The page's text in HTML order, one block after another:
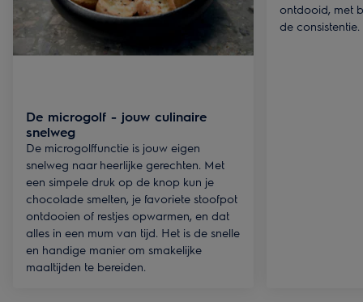
De microgolf - jouw culinaire
snelweg
De microgolffunctie is jouw eigen
snelweg naar heerlijke gerechten. Met
een simpele druk op de knop kun je
chocolade smelten, je favoriete stoofpot
ontdooien of restjes opwarmen, en dat
alles in een mum van tijd. Het is de snelle
en handige manier om smakelijke
maaltijden te bereiden.
ontdooid, met
de consistentie.